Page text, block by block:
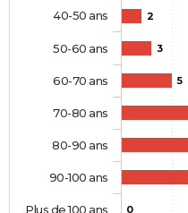
2
3
5
0
40-50 ans
50-60 ans
60-70 ans
70-80 ans
80-90 ans
90-100 ans
Plus de 100 ans